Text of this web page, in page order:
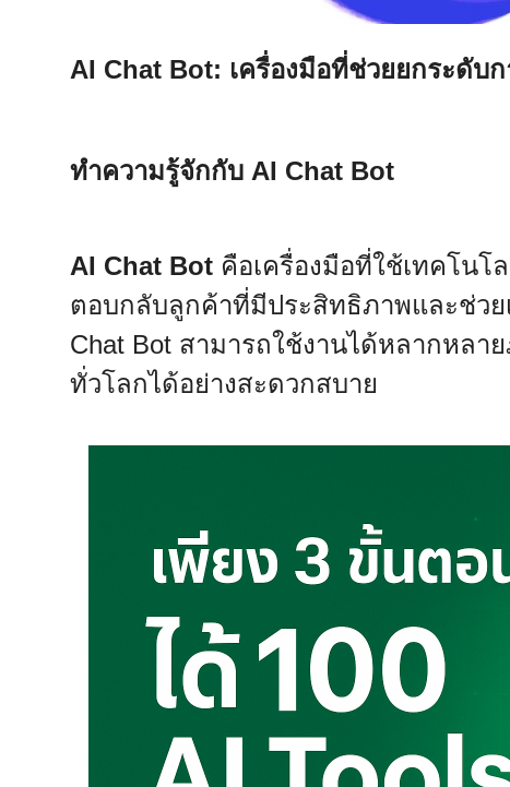
AI Chat Bot: เครื่องมือที่ช่วยยกระดั
ทำความรู้จักกับ AI Chat Bot
AI Chat Bot คือเครื่องมือที่ใช้เทคโน
ตอบกลับลูกค้าที่มีประสิทธิภาพและช่ว
Chat Bot สามารถใช้งานได้หลากหลา
ทั่วโลกได้อย่างสะดวกสบาย